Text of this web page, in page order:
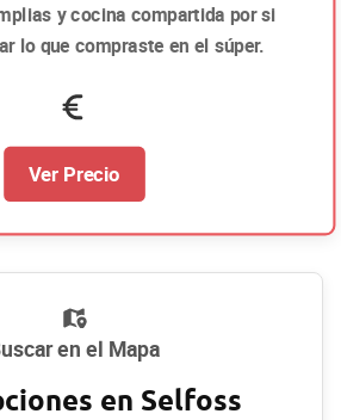
y cocina compartida por si
lo que compraste en el súper.
Ver Precio
en el Mapa
en Selfoss